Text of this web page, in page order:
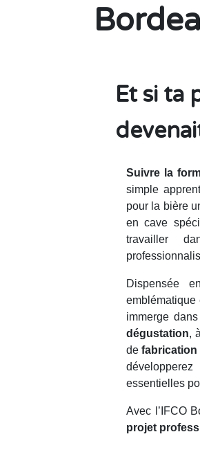
Et si ta
Suivre la
simple
pour la bière
en cave
travailler
Dispensée
emblématique
immerge
dégustation,
defabrication
essentielles
Avec l’IFCO
projet